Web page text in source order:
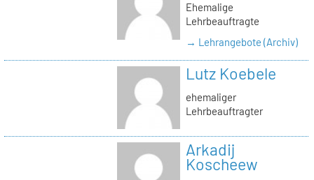
Ehemalige
Lehrbeauftragte
→ Lehrangebote (Archiv)
Lutz Koebele
ehemaliger
Lehrbeauftragter
Arkadij
Koscheew